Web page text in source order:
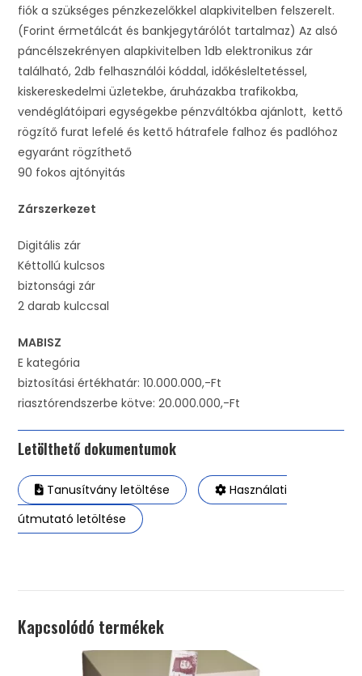
fiók a szükséges pénzkezelőkkel alapkivitelben felszerelt.
(Forint érmetálcát és bankjegytárólót tartalmaz) Az alsó
páncélszekrényen alapkivitelben 1db elektronikus zár
található, 2db felhasználói kóddal, időkésleltetéssel,
kiskereskedelmi üzletekbe, áruházakba trafikokba,
vendéglátóipari egységekbe pénzváltókba ajánlott, kettő
rögzítő furat lefelé és kettő hátrafele falhoz és padlóhoz
egyaránt rögzíthető
90 fokos ajtónyitás
Zárszerkezet
Digitális zár
Kéttollú kulcsos
biztonsági zár
2 darab kulccsal
MABISZ
E kategória
biztosítási értékhatár: 10.000.000,-Ft
riasztórendszerbe kötve: 20.000.000,-Ft
Letölthető dokumentumok
Tanusítvány letöltése
Használati
útmutató letöltése
Kapcsolódó termékek